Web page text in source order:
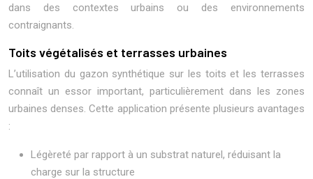
dans des contextes urbains ou des environnements
contraignants.
Toits végétalisés et terrasses urbaines
L’utilisation du gazon synthétique sur les toits et les terrasses
connaît un essor important, particulièrement dans les zones
urbaines denses. Cette application présente plusieurs avantages
:
Légèreté par rapport à un substrat naturel, réduisant la
charge sur la structure